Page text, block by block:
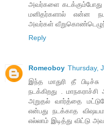
அவர்களை
மனிதர்களால் என்ன
அவர்கள்
Reply
Romeoboy Thursday,
இந்த மாதுரி தீ
நடக்கிறது .
அறுதல் வார்த்தை
என்பது நடக்காத
எல்லாம் இடித்து விட்டு